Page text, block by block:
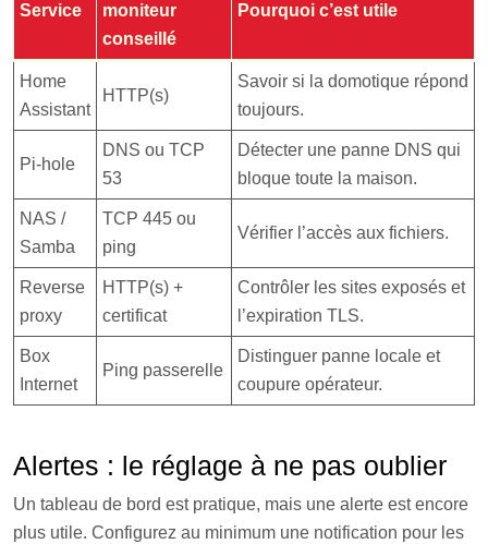
Service
moniteur
conseillé
Pourquoi c’est utile
Home
Assistant
HTTP(s)
Savoir si la domotique répond
toujours.
Pi-hole
DNS ou TCP
53
Détecter une panne DNS qui
bloque toute la maison.
NAS /
Samba
TCP 445 ou
ping
Vérifier l’accès aux fichiers.
Reverse
proxy
HTTP(s) +
certificat
Contrôler les sites exposés et
l’expiration TLS.
Box
Internet
Ping passerelle
Distinguer panne locale et
coupure opérateur.
Alertes : le réglage à ne pas oublier
Un tableau de bord est pratique, mais une alerte est encore
plus utile. Configurez au minimum une notification pour les